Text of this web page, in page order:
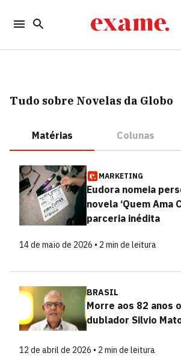
Tudo sobre Novelas da Globo
Matérias Colunas
MARKETING
Eudora nomeia
novela ‘Quem Ama
parceria inédita
14 de maio de 2026 • 2 min de leitura
BRASIL
Morre aos 82 anos
dublador Silvio
12 de abril de 2026 • 2 min de leitura